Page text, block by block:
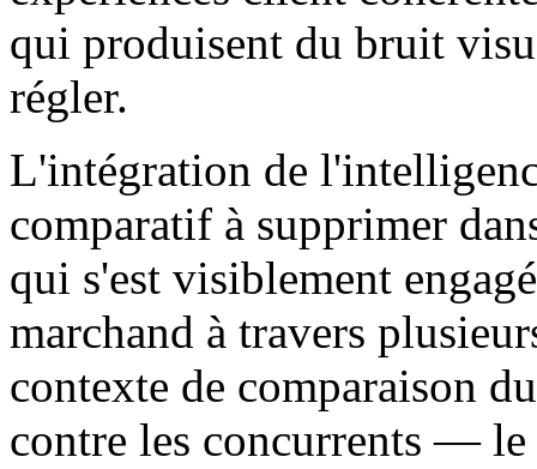
qui produisent du bruit
régler.
L'intégration de
comparatif à supprimer
qui s'est visiblement
marchand à travers
contexte de comparaison
contre les concurrents —